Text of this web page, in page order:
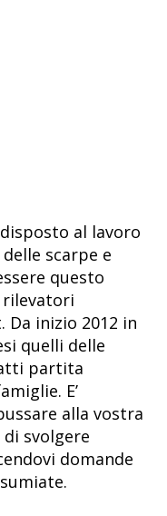
al lavoro
scarpe e
questo
rilevatori
inizio 2012 in
quelli delle
partita
E’
alla vostra
svolgere
domande